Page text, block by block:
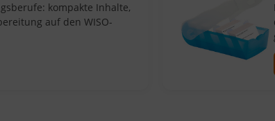
kompakte Inhalte,
auf den WISO-